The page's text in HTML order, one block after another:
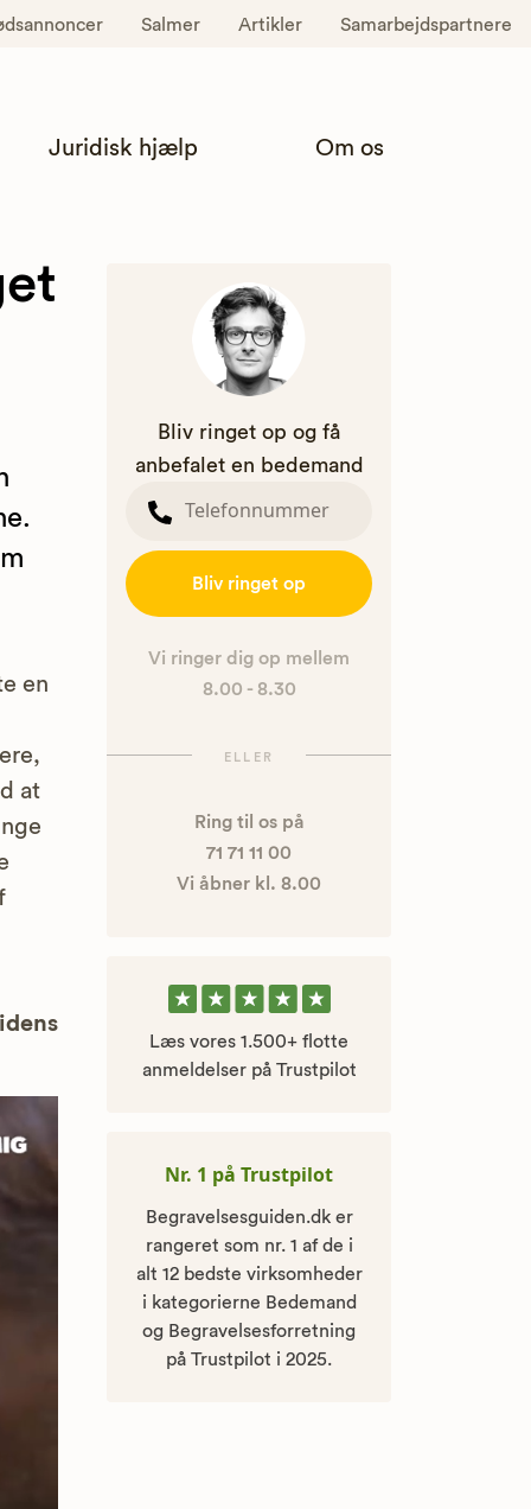
Salmer Artikler Samarbejdspartnere
Juridisk hjælp Om os
en
at
Bliv ringet op og få
anbefalet en bedemand
Bliv ringet op
Vi ringer dig op mellem
8.00 - 8.30
ELLER
Ring til os på
71 71 11 00
Vi åbner kl. 8.00
Læs vores 1.500+ flotte
anmeldelser på Trustpilot
Nr. 1 på Trustpilot
Begravelsesguiden.dk er
rangeret som nr. 1 af de i
alt 12 bedste virksomheder
i kategorierne Bedemand
og Begravelsesforretning
på Trustpilot i 2025.